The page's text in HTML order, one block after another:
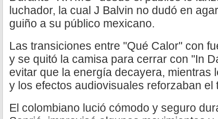
luchador, la cual J Balvin no dudó en
guiño a su público mexicano.
Las transiciones entre "Qué Calor" con
y se quitó la camisa para cerrar con "In
evitar que la energía decayera, mientras
y los efectos audiovisuales reforzaban el
El colombiano lució cómodo y seguro